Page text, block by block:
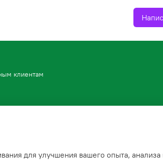
клиентам
и оферта
для улучшения вашего опыта, анализа